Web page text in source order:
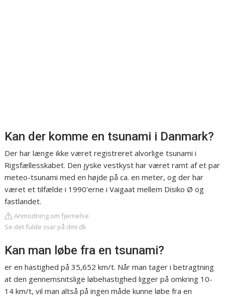
Kan der komme en tsunami i Danmark?
Der har længe ikke været registreret alvorlige tsunami i
Rigsfællesskabet. Den jyske vestkyst har været ramt af et par
meteo-tsunami med en højde på ca. en meter, og der har
været et tilfælde i 1990'erne i Vaigaat mellem Disiko Ø og
fastlandet.
Anmodning om fjernelse
Se det fulde svar på dmi.dk
Kan man løbe fra en tsunami?
er en hastighed på 35,652 km/t. Når man tager i betragtning
at den gennemsnitslige løbehastighed ligger på omkring 10-
14 km/t, vil man altså på ingen måde kunne løbe fra en